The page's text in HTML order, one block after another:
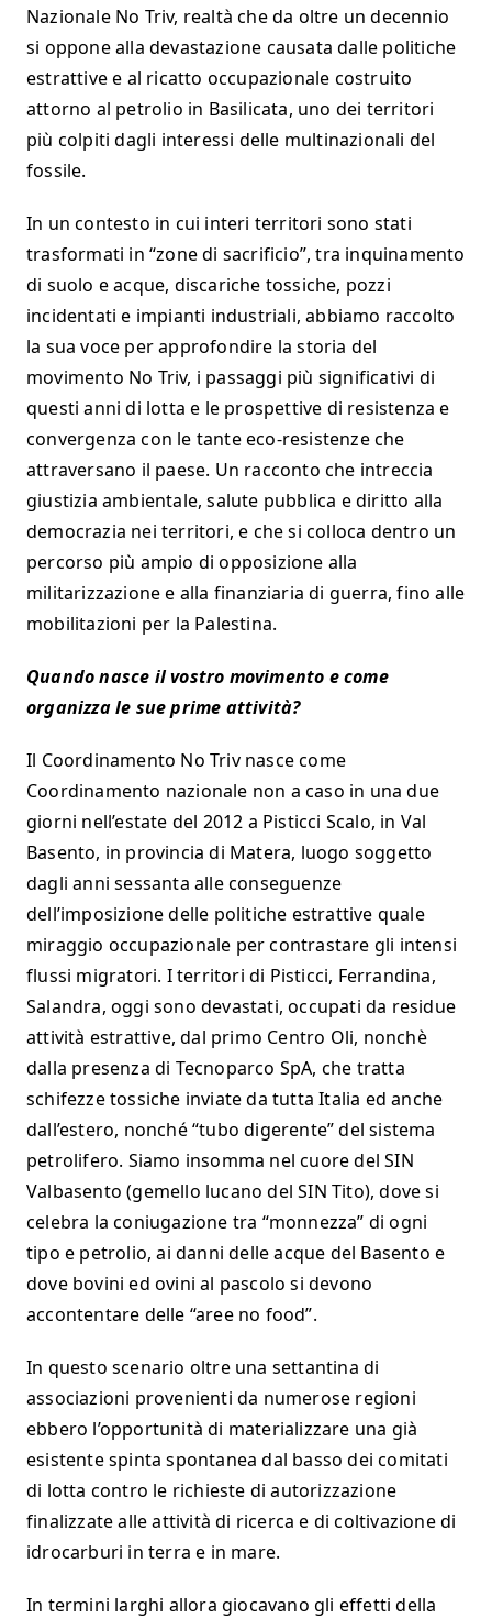
Nazionale No Triv, realtà che da oltre un decennio
si oppone alla devastazione causata dalle politiche
estrattive e al ricatto occupazionale costruito
attorno al petrolio in Basilicata, uno dei territori
più colpiti dagli interessi delle multinazionali del
fossile.
In un contesto in cui interi territori sono stati
trasformati in “zone di sacrificio”, tra inquinamento
di suolo e acque, discariche tossiche, pozzi
incidentati e impianti industriali, abbiamo raccolto
la sua voce per approfondire la storia del
movimento No Triv, i passaggi più significativi di
questi anni di lotta e le prospettive di resistenza e
convergenza con le tante eco-resistenze che
attraversano il paese. Un racconto che intreccia
giustizia ambientale, salute pubblica e diritto alla
democrazia nei territori, e che si colloca dentro un
percorso più ampio di opposizione alla
militarizzazione e alla finanziaria di guerra, fino alle
mobilitazioni per la Palestina.
Quando nasce il vostro movimento e come
organizza le sue prime attività?
Il Coordinamento No Triv nasce come
Coordinamento nazionale non a caso in una due
giorni nell’estate del 2012 a Pisticci Scalo, in Val
Basento, in provincia di Matera, luogo soggetto
dagli anni sessanta alle conseguenze
dell’imposizione delle politiche estrattive quale
miraggio occupazionale per contrastare gli intensi
flussi migratori. I territori di Pisticci, Ferrandina,
Salandra, oggi sono devastati, occupati da residue
attività estrattive, dal primo Centro Oli, nonchè
dalla presenza di Tecnoparco SpA, che tratta
schifezze tossiche inviate da tutta Italia ed anche
dall’estero, nonché “tubo digerente” del sistema
petrolifero. Siamo insomma nel cuore del SIN
Valbasento (gemello lucano del SIN Tito), dove si
celebra la coniugazione tra “monnezza” di ogni
tipo e petrolio, ai danni delle acque del Basento e
dove bovini ed ovini al pascolo si devono
accontentare delle “aree no food”.
In questo scenario oltre una settantina di
associazioni provenienti da numerose regioni
ebbero l’opportunità di materializzare una già
esistente spinta spontanea dal basso dei comitati
di lotta contro le richieste di autorizzazione
finalizzate alle attività di ricerca e di coltivazione di
idrocarburi in terra e in mare.
In termini larghi allora giocavano gli effetti della